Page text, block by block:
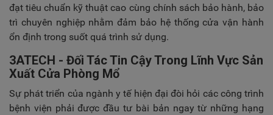
đạt tiêu chuẩn kỹ thuật cao cùng chính sách bảo hành, bảo
trì chuyên nghiệp nhằm đảm bảo hệ thống cửa vận hành
ổn định trong suốt quá trình sử dụng.
3ATECH - Đối Tác Tin Cậy Trong Lĩnh Vực Sản
Xuất Cửa Phòng Mổ
Sự phát triển của ngành y tế hiện đại đòi hỏi các công trình
bệnh viện phải được đầu tư bài bản ngay từ những hạng